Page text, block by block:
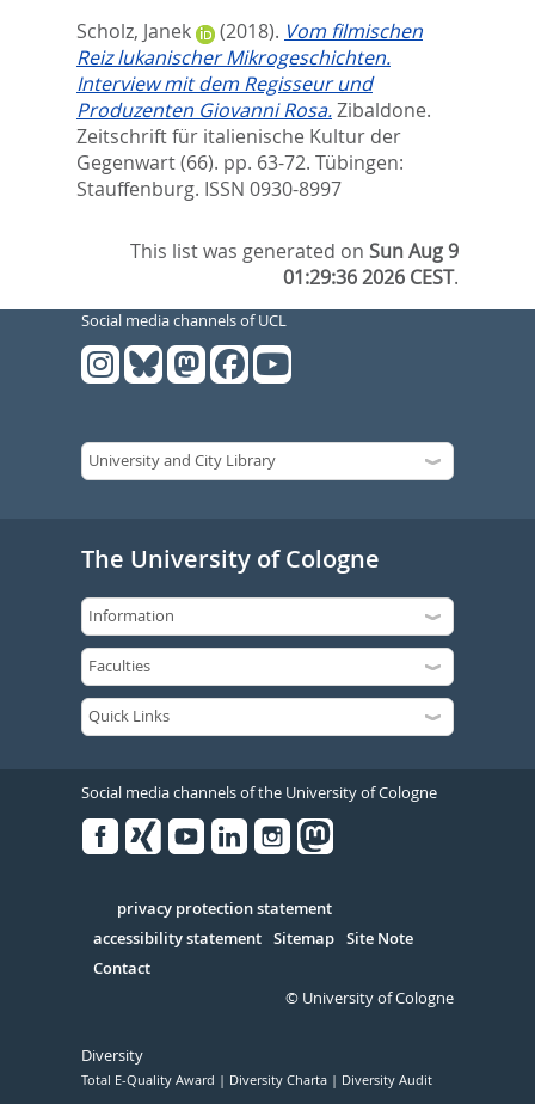
Scholz, Janek
(2018). Vom filmischen
Reiz lukanischer Mikrogeschichten.
Interview mit dem Regisseur und
Produzenten Giovanni Rosa.Zibaldone.
Zeitschrift für italienische Kultur der
Gegenwart (66). pp. 63-72. Tübingen:
Stauffenburg. ISSN 0930-8997
This list was generated onSun Aug 9
01:29:36 2026 CEST.
Social media channels of UCL
The University of Cologne
Social media channels of the University of Cologne
Serivce
privacy protection statement
accessibility statement Sitemap Site Note
Contact
© University of Cologne
Diversity
Total E-Quality Award Diversity Charta Diversity Audit